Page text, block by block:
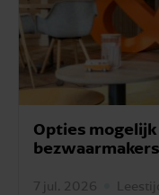
Opties
7 jul. 2026